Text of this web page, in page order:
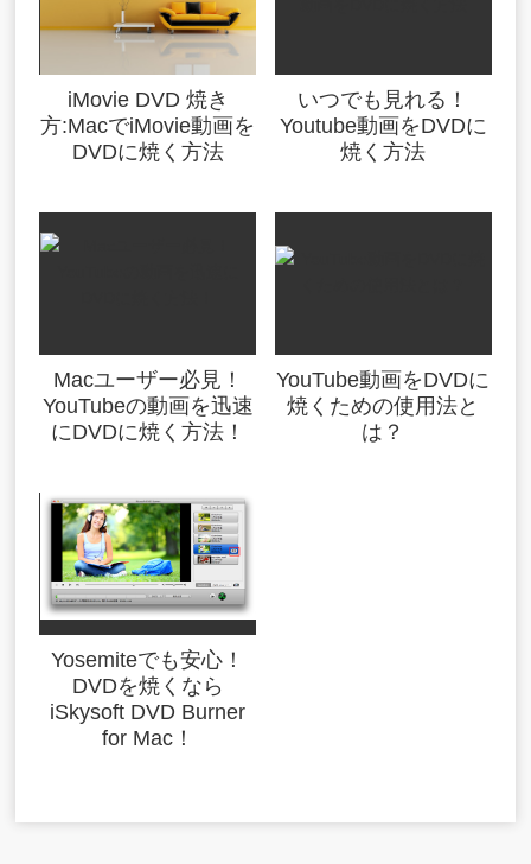
iMovie DVD 焼き
方:MacでiMovie動画を
DVDに焼く方法
いつでも見れる！
Youtube動画をDVDに
焼く方法
Macユーザー必見！
YouTubeの動画を迅速
にDVDに焼く方法！
YouTube動画をDVDに
焼くための使用法と
は？
Yosemiteでも安心！
DVDを焼くなら
iSkysoft DVD Burner
for Mac！